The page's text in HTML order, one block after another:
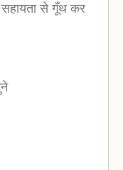
से गूँथ कर